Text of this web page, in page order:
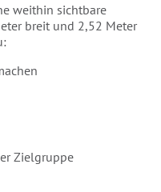
weithin sichtbare
breit und 2,52 Meter
Zielgruppe